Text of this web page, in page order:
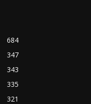
684
347
343
335
321